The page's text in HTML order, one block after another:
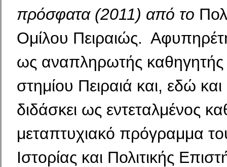
πρόσφατα (2011) από το
Ομί­λου Πειραιώς.
ως αναπληρωτής
στημίου Πειραιά και, εδώ
διδάσκει ως εντεταλμένος
μεταπτυχιακό πρόγραμμα
Ιστορίας και Πολιτικής